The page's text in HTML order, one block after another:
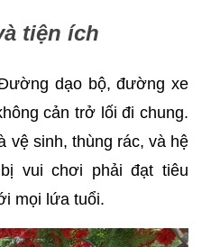
tiện ích
dạo bộ, đường xe
cản trở lối đi chung.
vệ sinh, thùng rác, và hệ
vui chơi phải đạt tiêu
mọi lứa tuổi.